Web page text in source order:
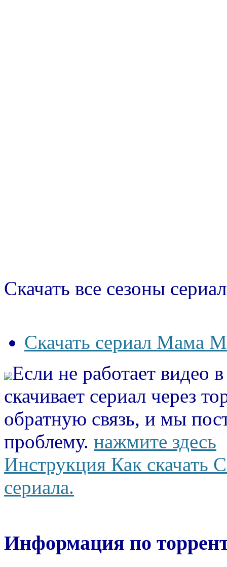
Скачать все сезоны
Скачать сериал Мама
Если не работает видео
скачивает сериал через
обратную связь, и мы
проблему. нажмите здесь
Инструкция Как скачать
сериала.
Информация по